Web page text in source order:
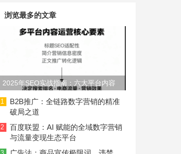
浏览最多的文章
2025年SEO实战指南：六大平台内容
长度与结构规范
1
B2B推广：全链路数字营销的精准
破局之道
2
百度联盟：AI 赋能的全域数字营销
与流量变现生态平台